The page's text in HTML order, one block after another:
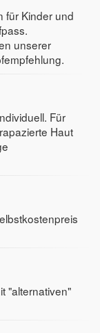
für Kinder und
unserer
Für
Haut
"alternativen"